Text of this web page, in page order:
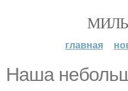
главная
Наша